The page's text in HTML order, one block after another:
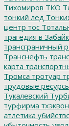
Тихомиров ТКО
тонкий лед
центр тос
трагедия в
трансграничный
Транснефть
карта
Тромса тротуар
трудовые
Тукалевский
турфирма
атлетика